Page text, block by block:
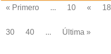
« Primero ... 10 « 18
30
40 ... Última »